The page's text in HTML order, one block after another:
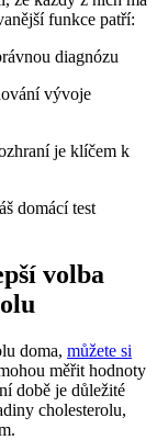
funkce patří:
diagnózu
vývoje
je klíčem k
volba
doma, můžete si
měřit hodnoty
době je důležité
cholesterolu,